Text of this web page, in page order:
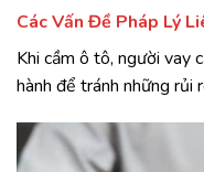
Các Vấn Đề Pháp Lý
Khi cầm ô tô, người vay
hành để tránh những rủi